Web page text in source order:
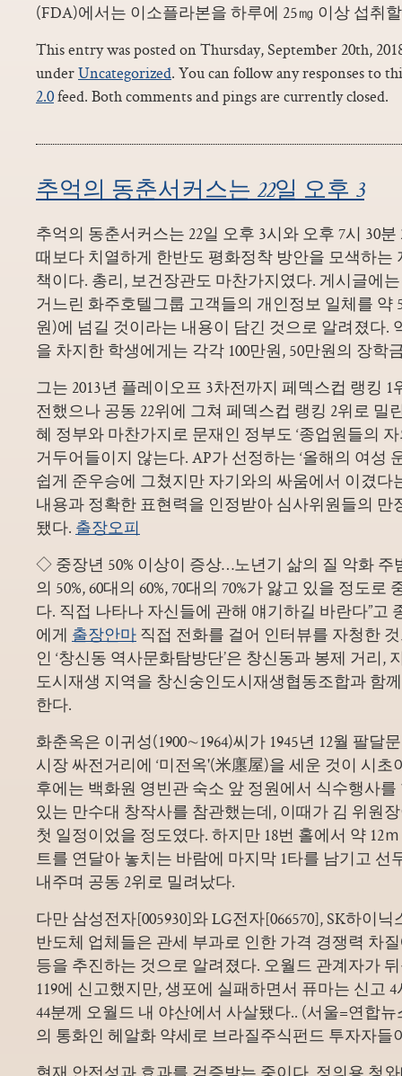
(FDA)에서는 이소플라본을 하루에 25㎎ 이상 섭취
This entry was posted on Thursday, September 20th,
underUncategorized. You can follow any responses to
2.0feed. Both comments and pings are currently closed.
추억의 동춘서커스는 22일 오후 3
추억의 동춘서커스는 22일 오후 3시와 오후 7시 30
때보다 치열하게 한반도 평화정착 방안을 모색하는
책이다. 총리, 보건장관도 마찬가지였다. 게시글에
거느린 화주호텔그룹 고객들의 개인정보 일체를 약
원)에 넘길 것이라는 내용이 담긴 것으로 알려졌다.
을 차지한 학생에게는 각각 100만원, 50만원의 장학
그는 2013년 플레이오프 3차전까지 페덱스컵 랭킹
전했으나 공동 22위에 그쳐 페덱스컵 랭킹 2위로 밀
혜 정부와 마찬가지로 문재인 정부도 ‘종업원들의
거두어들이지 않는다. AP가 선정하는 ‘올해의 여성
쉽게 준우승에 그쳤지만 자기와의 싸움에서 이겼다
내용과 정확한 표현력을 인정받아 심사위원들의 만
됐다. 출장오피
◇ 중장년 50% 이상이 증상…노년기 삶의 질 악화 주
의 50%, 60대의 60%, 70대의 70%가 앓고 있을 정도
다. 직접 나타나 자신들에 관해 얘기하길 바란다”고
에게 출장안마 직접 전화를 걸어 인터뷰를 자청한
인 ‘창신동 역사문화탐방단’은 창신동과 봉제 거리,
도시재생 지역을 창신숭인도시재생협동조합과 함
한다.
화춘옥은 이귀성(1900∼1964)씨가 1945년 12월 팔달
시장 싸전거리에 ‘미전옥'(米廛屋)을 세운 것이 시초
후에는 백화원 영빈관 숙소 앞 정원에서 식수행사
있는 만수대 창작사를 참관했는데, 이때가 김 위원
첫 일정이었을 정도였다. 하지만 18번 홀에서 약 12
트를 연달아 놓치는 바람에 마지막 1타를 남기고 선
내주며 공동 2위로 밀려났다.
다만 삼성전자[005930]와 LG전자[066570], SK하이닉
반도체 업체들은 관세 부과로 인한 가격 경쟁력 차
등을 추진하는 것으로 알려졌다. 오월드 관계자가
119에 신고했지만, 생포에 실패하면서 퓨마는 신고
44분께 오월드 내 야산에서 사살됐다.. (서울=연합
의 통화인 헤알화 약세로 브라질주식펀드 투자자들